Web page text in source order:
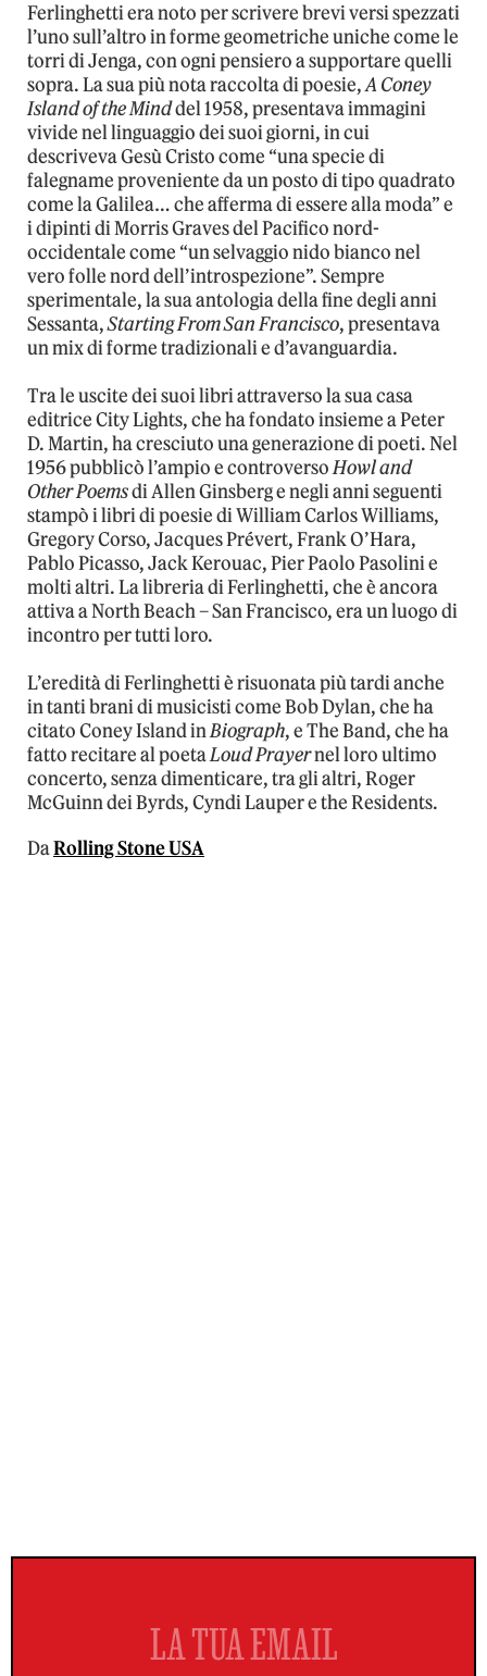
Ferlinghetti era noto per scrivere brevi versi spezzati
l’uno sull’altro in forme geometriche uniche come le
torri di Jenga, con ogni pensiero a supportare quelli
sopra. La sua più nota raccolta di poesie,A Coney
Island of the Minddel 1958, presentava immagini
vivide nel linguaggio dei suoi giorni, in cui
descriveva Gesù Cristo come “una specie di
falegname proveniente da un posto di tipo quadrato
come la Galilea… che afferma di essere alla moda” e
i dipinti di Morris Graves del Pacifico nord-
occidentale come “un selvaggio nido bianco nel
vero folle nord dell’introspezione”. Sempre
sperimentale, la sua antologia della fine degli anni
Sessanta,Starting From San Francisco, presentava
un mix di forme tradizionali e d’avanguardia.
Tra le uscite dei suoi libri attraverso la sua casa
editrice City Lights, che ha fondato insieme a Peter
D. Martin, ha cresciuto una generazione di poeti. Nel
1956 pubblicò l’ampio e controversoHowl and
Other Poemsdi Allen Ginsberg e negli anni seguenti
stampò i libri di poesie di William Carlos Williams,
Gregory Corso, Jacques Prévert, Frank O’Hara,
Pablo Picasso, Jack Kerouac, Pier Paolo Pasolini e
molti altri. La libreria di Ferlinghetti, che è ancora
attiva a North Beach – San Francisco, era un luogo di
incontro per tutti loro.
L’eredità di Ferlinghetti è risuonata più tardi anche
in tanti brani di musicisti come Bob Dylan, che ha
citato Coney Island inBiograph, e The Band, che ha
fatto recitare al poetaLoud Prayernel loro ultimo
concerto, senza dimenticare, tra gli altri, Roger
McGuinn dei Byrds, Cyndi Lauper e the Residents.
DaRolling Stone USA